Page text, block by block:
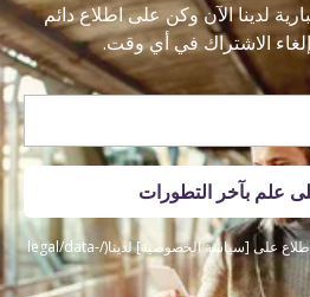
لدينا الآن وكن على اطلاع دائم
الاشتراك في أي وقت.
علم بآخر التطورات
لمزيد من المعلومات، يرجى الاطلاع على [سياسة الخصوصية] لدينا(/legal/data-